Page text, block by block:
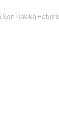
Dakika